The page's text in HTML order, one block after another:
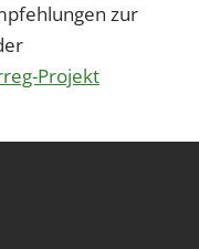
zur
Projekt